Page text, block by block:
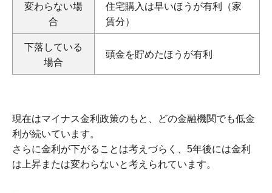
変わらない場
合
住宅購入は早いほうが有利（家
賃分）
下落している
場合
頭金を貯めたほうが有利
現在はマイナス金利政策のもと、どの金融機関でも低金
利が続いています。
さらに金利が下がることは考えづらく、5年後には金利
は上昇または変わらないと考えられています。